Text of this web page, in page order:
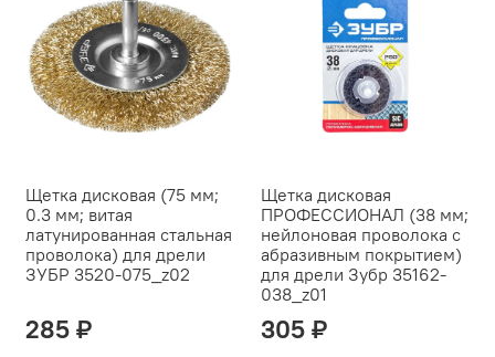
Щетка дисковая (75 мм;
0.3 мм; витая
латунированная стальная
проволока) для дрели
ЗУБР 3520-075_z02
285 ₽
Щетка дисковая
ПРОФЕССИОНАЛ (38 мм;
нейлоновая проволока с
абразивным покрытием)
для дрели Зубр 35162-
038_z01
305 ₽